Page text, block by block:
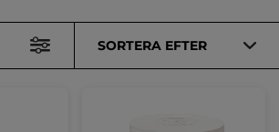
SORTERA EFTER